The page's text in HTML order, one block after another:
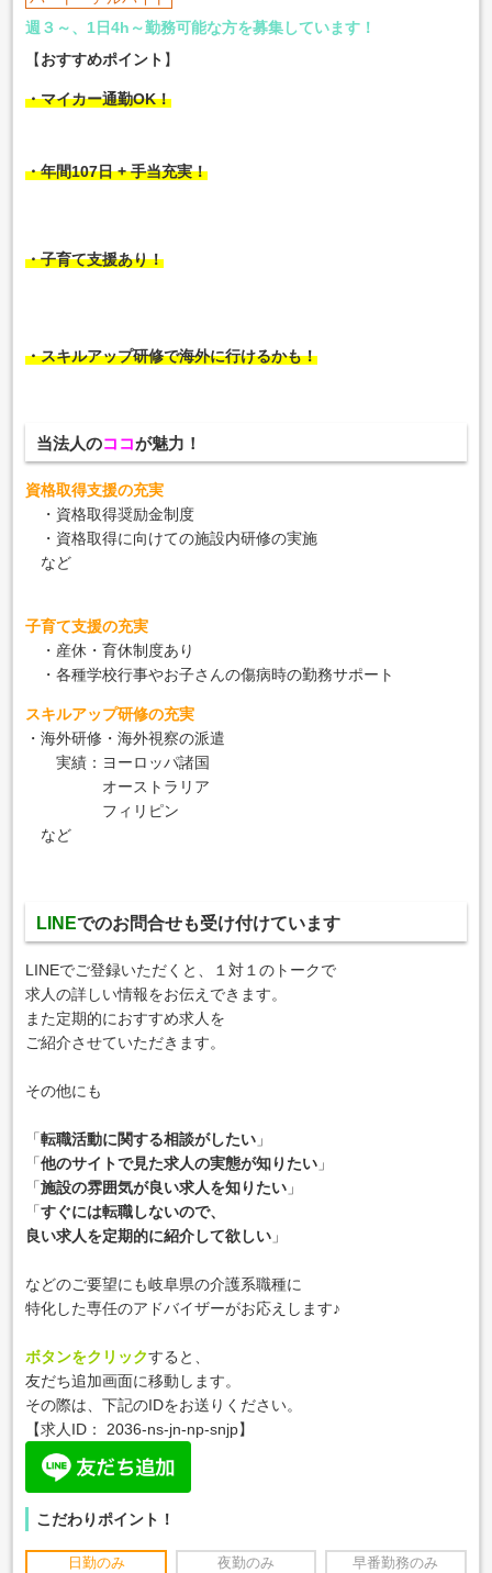
週３～、1日4h～勤務可能な方を募集しています！
【おすすめポイント 】
・マイカー通勤OK！
・年間107日 + 手当充実！
・子育て支援あり！
・スキルアップ研修で海外に行けるかも！
当法人のココが魅力！
資格取得支援の充実
・資格取得奨励金制度
・資格取得に向けての施設内研修の実施
など
子育て支援の充実
・産休・育休制度あり
・各種学校行事やお子さんの傷病時の勤務サポート
スキルアップ研修の充実
・海外研修・海外視察の派遣
実績：ヨーロッパ諸国
オーストラリア
フィリピン
など
LINEでのお問合せも受け付けています
LINEでご登録いただくと、１対１のトークで
求人の詳しい情報をお伝えできます。
また定期的におすすめ求人を
ご紹介させていただきます。
その他にも
「転職活動に関する相談がしたい 」
「他のサイトで見た求人の実態が知りたい 」
「施設の雰囲気が良い求人を知りたい 」
「すぐには転職しないので、
良い求人を定期的に紹介して欲しい 」
などのご要望にも岐阜県の介護系職種に
特化した専任のアドバイザーがお応えします♪
ボタンをクリックすると、
友だち追加画面に移動します。
その際は、下記のIDをお送りください。
【求人ID： 2036-ns-jn-np-snjp】
こだわりポイント！
日勤のみ 夜勤のみ 早番勤務のみ